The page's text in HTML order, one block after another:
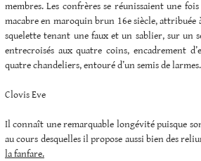
membres. Les confrères se réunissaient une
macabre en maroquin brun 16e siècle,
squelette tenant une faux et un sablier, sur un
entrecroisés aux quatre coins, encadrement
quatre chandeliers, entouré d’un semis de larmes.
Clovis Eve
Il connaît une remarquable longévité puisque
au cours desquelles il propose aussi bien des
la fanfare.